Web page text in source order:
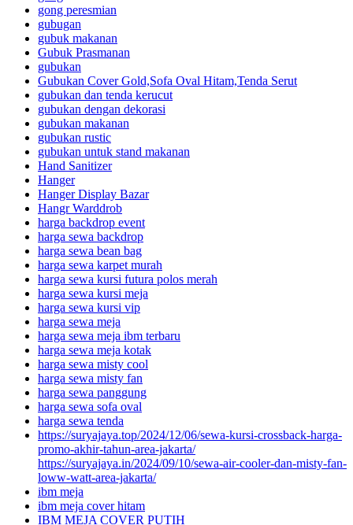
gong peresmian
gubugan
gubuk makanan
Gubuk Prasmanan
gubukan
Gubukan Cover Gold,Sofa Oval Hitam,Tenda Serut
gubukan dan tenda kerucut
gubukan dengan dekorasi
gubukan makanan
gubukan rustic
gubukan untuk stand makanan
Hand Sanitizer
Hanger
Hanger Display Bazar
Hangr Warddrob
harga backdrop event
harga sewa backdrop
harga sewa bean bag
harga sewa karpet murah
harga sewa kursi futura polos merah
harga sewa kursi meja
harga sewa kursi vip
harga sewa meja
harga sewa meja ibm terbaru
harga sewa meja kotak
harga sewa misty cool
harga sewa misty fan
harga sewa panggung
harga sewa sofa oval
harga sewa tenda
https://suryajaya.top/2024/12/06/sewa-kursi-crossback-harga-
promo-akhir-tahun-area-jakarta/
https://suryajaya.in/2024/09/10/sewa-air-cooler-dan-misty-fan-
loww-watt-area-jakarta/
ibm meja
ibm meja cover hitam
IBM MEJA COVER PUTIH